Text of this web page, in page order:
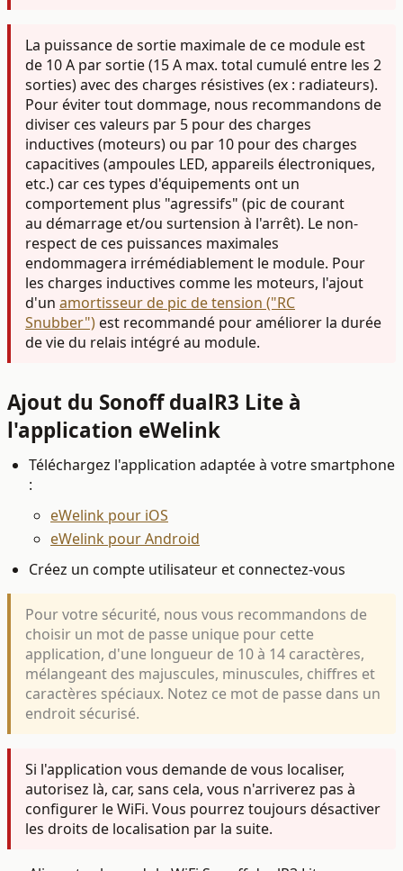
La puissance desortie maximale de ce module est
de 10 A par sortie (15 A max. total cumulé entre les 2
sorties) avec des charges résistives (ex : radiateurs).
Pour éviter tout dommage, nous recommandons de
diviser ces valeurs par 5 pour des charges
inductives (moteurs) ou par 10 pour des charges
capacitives (ampoules LED, appareils électroniques,
etc.) car ces types d'équipements ont un
comportement plus "agressifs" (pic de courant
au démarrage et/ou surtension à l'arrêt). Le non-
respect de ces puissances maximales
endommagera irrémédiablement le module. Pour
les charges inductives comme les moteurs, l'ajout
d'un amortisseur de pic de tension ("RC
Snubber")est recommandé pour améliorer la durée
de vie du relais intégré au module.
Ajout du Sonoff dualR3 Lite à
l'application eWelink
Téléchargez l'application adaptée à votre smartphone
:
eWelink pour iOS
eWelink pour Android
Créez un compte utilisateur et connectez-vous
Pour votre sécurité, nous vous recommandons de
choisir un mot de passe unique pour cette
application, d'une longueur de 10 à 14 caractères,
mélangeant des majuscules, minuscules, chiffres et
caractères spéciaux. Notez ce mot de passe dans un
endroit sécurisé.
Si l'application vous demande de vous localiser,
autorisez là, car, sans cela, vous n'arriverez pas à
configurer le WiFi. Vous pourrez toujours désactiver
les droits de localisation par la suite.